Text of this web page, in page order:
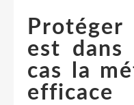
est dans
cas la
efficace